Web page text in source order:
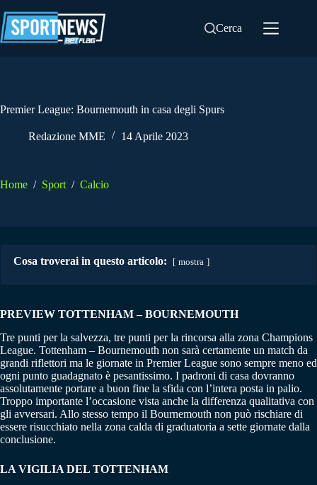
al
contenuto
Cerca
Premier League: Bournemouth in casa degli Spurs
Redazione MME 14 Aprile 2023
Home / Sport / Calcio
Cosa troverai in questo articolo: mostra
PREVIEW TOTTENHAM – BOURNEMOUTH
Tre punti per la salvezza, tre punti per la rincorsa alla zona Champions
League. Tottenham – Bournemouth non sarà certamente un match da
grandi riflettori ma le giornate in Premier League sono sempre meno ed
ogni punto guadagnato è pesantissimo. I padroni di casa dovranno
assolutamente portare a buon fine la sfida con l’intera posta in palio.
Troppo importante l’occasione vista anche la differenza qualitativa con
gli avversari. Allo stesso tempo il Bournemouth non può rischiare di
essere risucchiato nella zona calda di graduatoria a sette giornate dalla
conclusione.
LA VIGILIA DEL TOTTENHAM